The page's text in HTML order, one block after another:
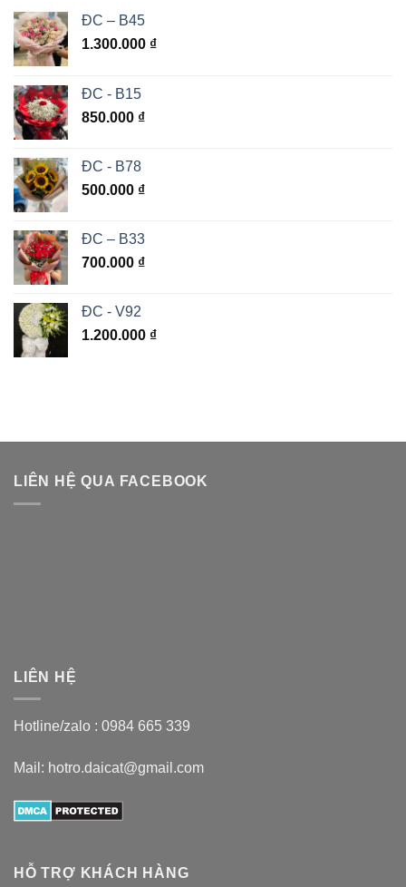
ĐC – B45
1.300.000 ₫
ĐC - B15
850.000 ₫
ĐC - B78
500.000 ₫
ĐC – B33
700.000 ₫
ĐC - V92
1.200.000 ₫
LIÊN HỆ QUA FACEBOOK
LIÊN HỆ
Hotline/zalo : 0984 665 339
Mail: hotro.daicat@gmail.com
HỖ TRỢ KHÁCH HÀNG